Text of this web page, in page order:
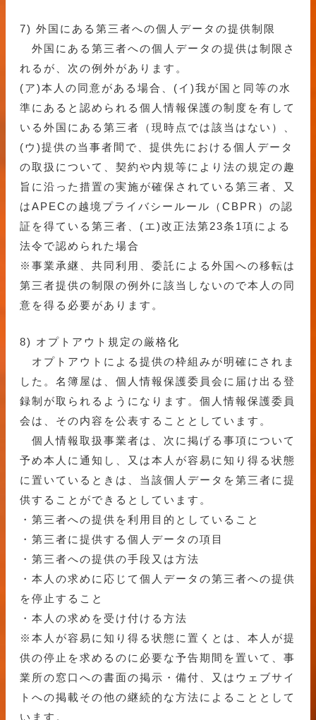
7) 外国にある第三者への個人データの提供制限
外国にある第三者への個人データの提供は制限さ
れるが、次の例外があります。
(ア)本人の同意がある場合、(イ)我が国と同等の水
準にあると認められる個人情報保護の制度を有して
いる外国にある第三者（現時点では該当はない）、
(ウ)提供の当事者間で、提供先における個人データ
の取扱について、契約や内規等により法の規定の趣
旨に沿った措置の実施が確保されている第三者、又
はAPECの越境プライバシールール（CBPR）の認
証を得ている第三者、(エ)改正法第23条1項による
法令で認められた場合
※事業承継、共同利用、委託による外国への移転は
第三者提供の制限の例外に該当しないので本人の同
意を得る必要があります。
8) オプトアウト規定の厳格化
オプトアウトによる提供の枠組みが明確にされま
した。名簿屋は、個人情報保護委員会に届け出る登
録制が取られるようになります。個人情報保護委員
会は、その内容を公表することとしています。
個人情報取扱事業者は、次に掲げる事項について
予め本人に通知し、又は本人が容易に知り得る状態
に置いているときは、当該個人データを第三者に提
供することができるとしています。
・第三者への提供を利用目的としていること
・第三者に提供する個人データの項目
・第三者への提供の手段又は方法
・本人の求めに応じて個人データの第三者への提供
を停止すること
・本人の求めを受け付ける方法
※本人が容易に知り得る状態に置くとは、本人が提
供の停止を求めるのに必要な予告期間を置いて、事
業所の窓口への書面の掲示・備付、又はウェブサイ
トへの掲載その他の継続的な方法によることとして
います。